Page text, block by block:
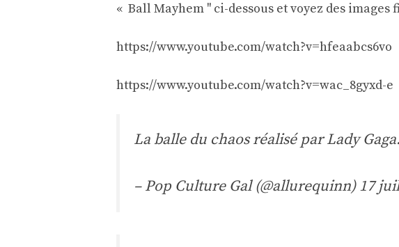
« Ball Mayhem '' ci-dessous et voyez des
https://www.youtube.com/watch?v=hfeaabcs6vo
https://www.youtube.com/watch?v=wac_8gyxd-e
La balle du chaos réalisé par Lady Gaga.
– Pop Culture Gal (@allurequinn)17